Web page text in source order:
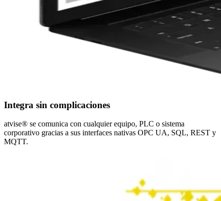
Integra sin complicaciones
atvise® se comunica con cualquier equipo, PLC o sistema
corporativo gracias a sus interfaces nativas OPC UA, SQL, REST y
MQTT.